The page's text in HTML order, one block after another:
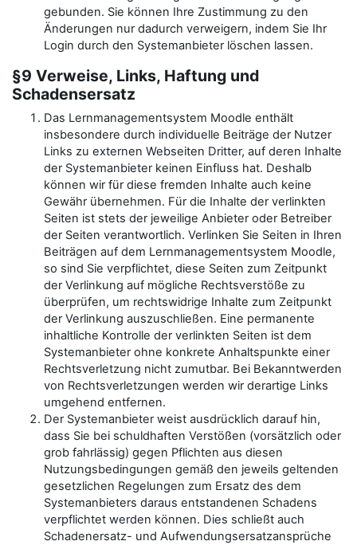
gebunden. Sie können Ihre Zustimmung zu den
Änderungen nur dadurch verweigern, indem Sie Ihr
Login durch den Systemanbieter löschen lassen.
§9 Verweise, Links, Haftung und
Schadensersatz
Das Lernmanagementsystem Moodle enthält
insbesondere durch individuelle Beiträge der Nutzer
Links zu externen Webseiten Dritter, auf deren Inhalte
der Systemanbieter keinen Einfluss hat. Deshalb
können wir für diese fremden Inhalte auch keine
Gewähr übernehmen. Für die Inhalte der verlinkten
Seiten ist stets der jeweilige Anbieter oder Betreiber
der Seiten verantwortlich. Verlinken Sie Seiten in Ihren
Beiträgen auf dem Lernmanagementsystem Moodle,
so sind Sie verpflichtet, diese Seiten zum Zeitpunkt
der Verlinkung auf mögliche Rechtsverstöße zu
überprüfen, um rechtswidrige Inhalte zum Zeitpunkt
der Verlinkung auszuschließen. Eine permanente
inhaltliche Kontrolle der verlinkten Seiten ist dem
Systemanbieter ohne konkrete Anhaltspunkte einer
Rechtsverletzung nicht zumutbar. Bei Bekanntwerden
von Rechtsverletzungen werden wir derartige Links
umgehend entfernen.
Der Systemanbieter weist ausdrücklich darauf hin,
dass Sie bei schuldhaften Verstößen (vorsätzlich oder
grob fahrlässig) gegen Pflichten aus diesen
Nutzungsbedingungen gemäß den jeweils geltenden
gesetzlichen Regelungen zum Ersatz des dem
Systemanbieters daraus entstandenen Schadens
verpflichtet werden können. Dies schließt auch
Schadenersatz- und Aufwendungsersatzansprüche